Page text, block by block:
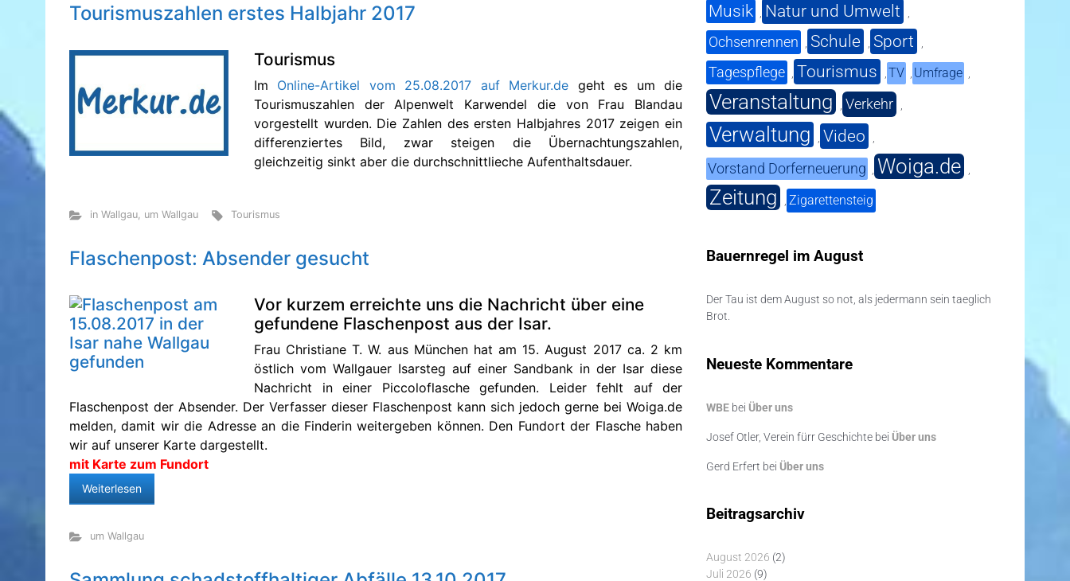
Tourismuszahlen erstes Halbjahr 2017
Tourismus
Im Online-Artikel vom 25.08.2017 auf Merkur.de geht es um die
Tourismuszahlen der Alpenwelt Karwendel die von Frau Blandau
vorgestellt wurden. Die Zahlen des ersten Halbjahres 2017 zeigen ein
differenziertes Bild, zwar steigen die Übernachtungszahlen,
gleichzeitig sinkt aber die durchschnittlieche Aufenthaltsdauer.
in Wallgau, um Wallgau Tourismus
Flaschenpost: Absender gesucht
Vor kurzem erreichte uns die Nachricht über eine
gefundene Flaschenpost aus der Isar.
Frau Christiane T. W. aus München hat am 15. August 2017 ca. 2 km
östlich vom Wallgauer Isarsteg auf einer Sandbank in der Isar diese
Nachricht in einer Piccoloflasche gefunden. Leider fehlt auf der
Flaschenpost der Absender. Der Verfasser dieser Flaschenpost kann sich jedoch gerne bei Woiga.de
melden, damit wir die Adresse an die Finderin weitergeben können. Den Fundort der Flasche haben
wir auf unserer Karte dargestellt.
mit Karte zum Fundort
Weiterlesen
um Wallgau
Musik , Natur und Umwelt ,
Ochsenrennen , Schule , Sport ,
Tagespflege , Tourismus ,TV , Umfrage ,
Veranstaltung , Verkehr ,
Verwaltung , Video ,
Vorstand Dorferneuerung , Woiga.de ,
Zeitung , Zigarettensteig
Bauernregel im August
Der Tau ist dem August so not, als jedermann sein taeglich
Brot.
Neueste Kommentare
WBE bei Über uns
Josef Otler, Verein fürr Geschichte bei Über uns
Gerd Erfert bei Über uns
Beitragsarchiv
August 2026 (2)
Juli 2026 (9)